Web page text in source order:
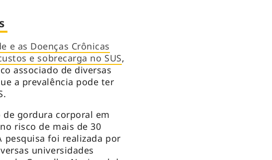
e as Doenças Crônicas
e sobrecarga no SUS,
associado de diversas
a prevalência pode ter
de gordura corporal em
risco de mais de 30
pesquisa foi realizada por
universidades